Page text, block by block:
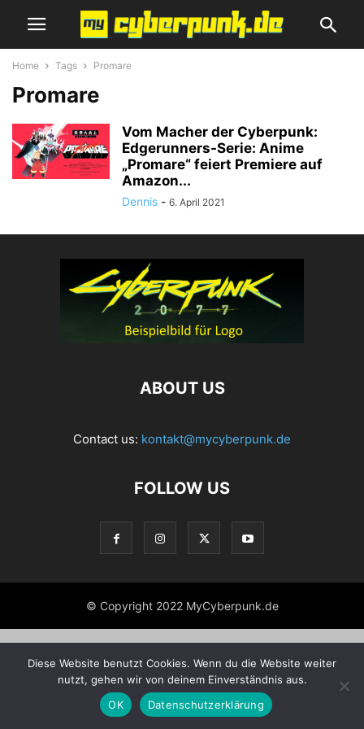
Home Tags Promare
Promare
Vom Macher der Cyberpunk:
Edgerunners-Serie: Anime
„Promare“ feiert Premiere auf
Amazon...
Dennis - 6. April 2021
ABOUT US
Contact us: kontakt@mycyberpunk.de
FOLLOW US
© Copyright 2022 MyCyberpunk.de
Diese Website benutzt Cookies. Wenn du die Website weiter
nutzt, gehen wir von deinem Einverständnis aus.
OK
Datenschutzerklärung